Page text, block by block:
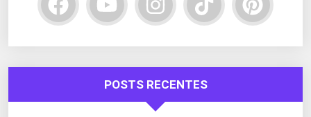
POSTS RECENTES